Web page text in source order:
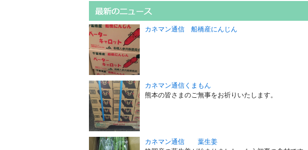
カネマン通信 船橋産にんじん
カネマン通信くまもん
熊本の皆さまのご無事をお祈りいたします。
カネマン通信 葉生姜